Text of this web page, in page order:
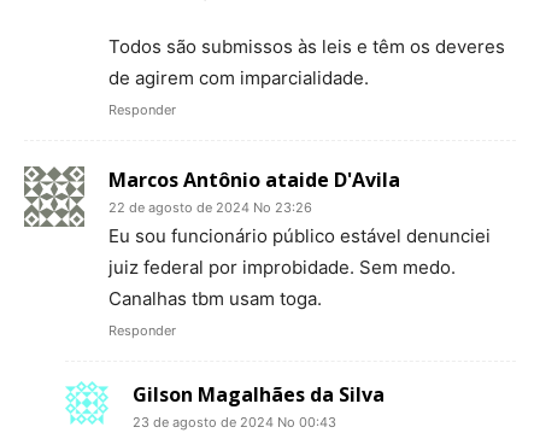
Todos são submissos às leis e têm os deveres
de agirem com imparcialidade.
Responder
Marcos Antônio ataide D'Avila
22 de agosto de 2024 No 23:26
Eu sou funcionário público estável denunciei
juiz federal por improbidade. Sem medo.
Canalhas tbm usam toga.
Responder
Gilson Magalhães da Silva
23 de agosto de 2024 No 00:43